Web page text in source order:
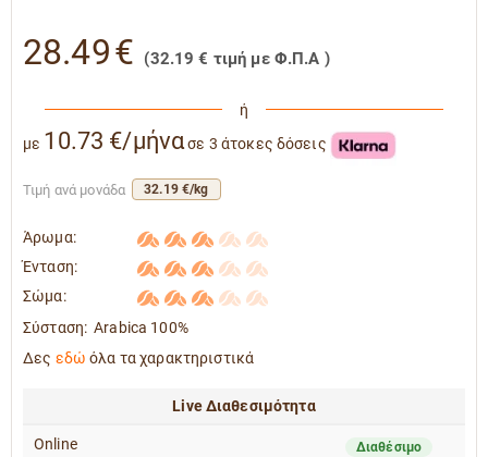
28.49€ (32.19 € τιμή με Φ.Π.Α )
ή
με 10.73 €/μήνασε 3 άτοκες δόσεις
Τιμή ανά μονάδα 32.19 €/kg
Άρωμα:
Ένταση:
Σώμα:
Σύσταση: Arabica 100%
Δες εδώ όλα τα χαρακτηριστικά
Live Διαθεσιμότητα
Online Διαθέσιμο